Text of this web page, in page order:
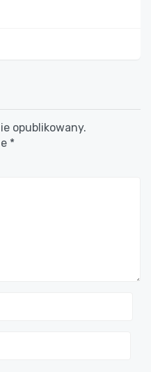
opublikowany.
*